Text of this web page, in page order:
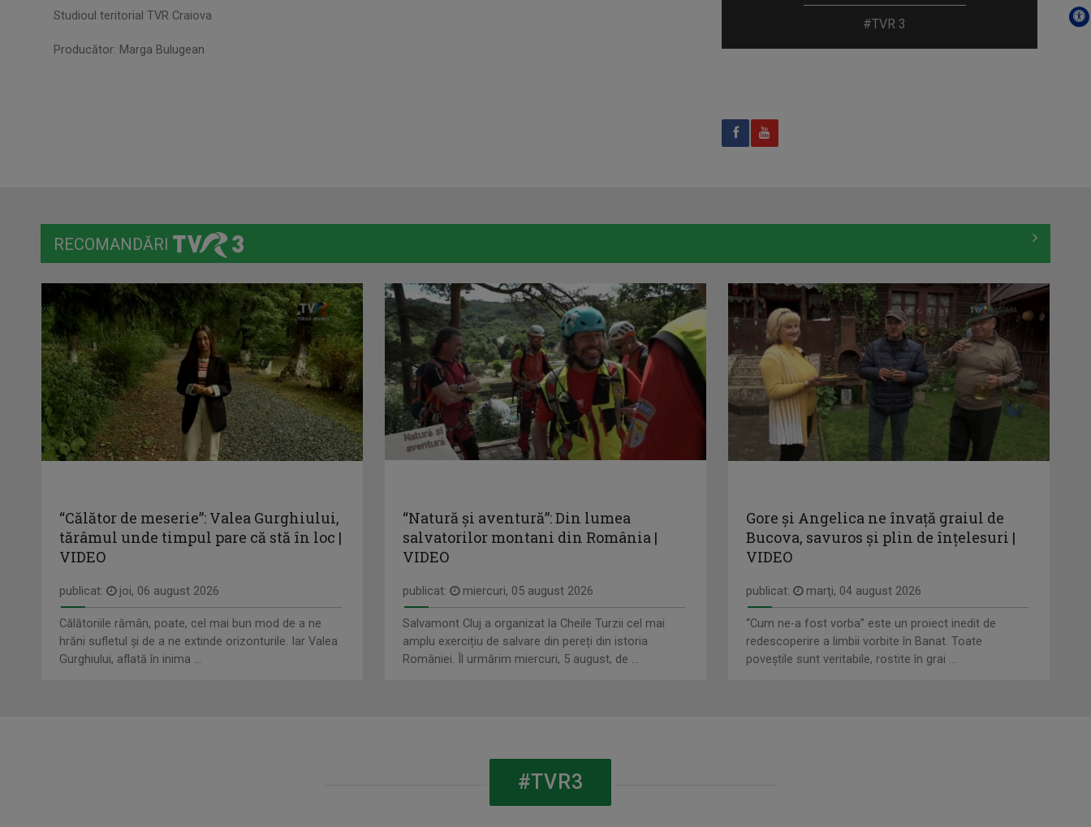
Studioul teritorial TVR Craiova
Producător: Marga Bulugean
RAFINAMENT PLUS
TVR3: Sâmbătă, 19.55; duminică, 18.55
MEMORIA LOCULUI
O emisiune care își propune să
descopere ...
SPIRIT ȘI CREDINȚĂ
Părintele Marius Resceanu și invitații săi
Karen a realizat şi realizează în
continuare ...
A absolvit Facultatea de Drept "Nicolae
SERGIU CIOCOIU
Are 14 ani de experienţă în televiziune şi
se ...
LUIZA PARASCHIVU
Absoleventă a Facultății de Jurnalism
IZABELLA VEIBEL
Jurnalist TV - Compartiment Minorități
DAN PĂVĂLOIU
Dan Mihai Pavaloiu este unul dintre cei
mai ...
#TVR 3
RECOMANDĂRI
“Călător de meserie”: Valea Gurghiului,
tărâmul unde timpul pare că stă în loc |
VIDEO
publicat: joi, 06 august 2026
Călătoriile rămân, poate, cel mai bun mod de a ne
hrăni sufletul și de a ne extinde orizonturile. Iar Valea
Gurghiului, aflată în inima ...
“Natură și aventură”: Din lumea
salvatorilor montani din România |
VIDEO
publicat: miercuri, 05 august 2026
Salvamont Cluj a organizat la Cheile Turzii cel mai
amplu exercițiu de salvare din pereți din istoria
României. Îl urmărim miercuri, 5 august, de ...
Gore și Angelica ne învață graiul de
Bucova, savuros și plin de înțelesuri |
VIDEO
publicat: marţi, 04 august 2026
“Cum ne-a fost vorba” este un proiect inedit de
redescoperire a limbii vorbite în Banat. Toate
poveștile sunt veritabile, rostite în grai ...
#TVR3